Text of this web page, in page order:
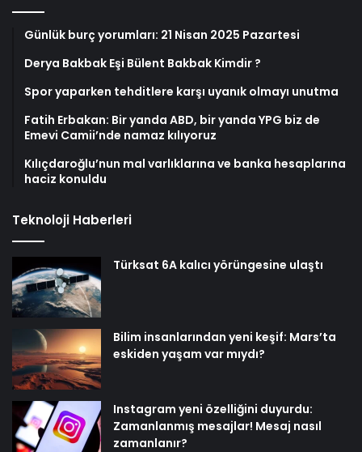
Günlük burç yorumları: 21 Nisan 2025 Pazartesi
Derya Bakbak Eşi Bülent Bakbak Kimdir ?
Spor yaparken tehditlere karşı uyanık olmayı unutma
Fatih Erbakan: Bir yanda ABD, bir yanda YPG biz de
Emevi Camii’nde namaz kılıyoruz
Kılıçdaroğlu’nun mal varlıklarına ve banka hesaplarına
haciz konuldu
Teknoloji Haberleri
Türksat 6A kalıcı yörüngesine ulaştı
Bilim insanlarından yeni keşif: Mars’ta
eskiden yaşam var mıydı?
Instagram yeni özelliğini duyurdu:
Zamanlanmış mesajlar! Mesaj nasıl
zamanlanır?